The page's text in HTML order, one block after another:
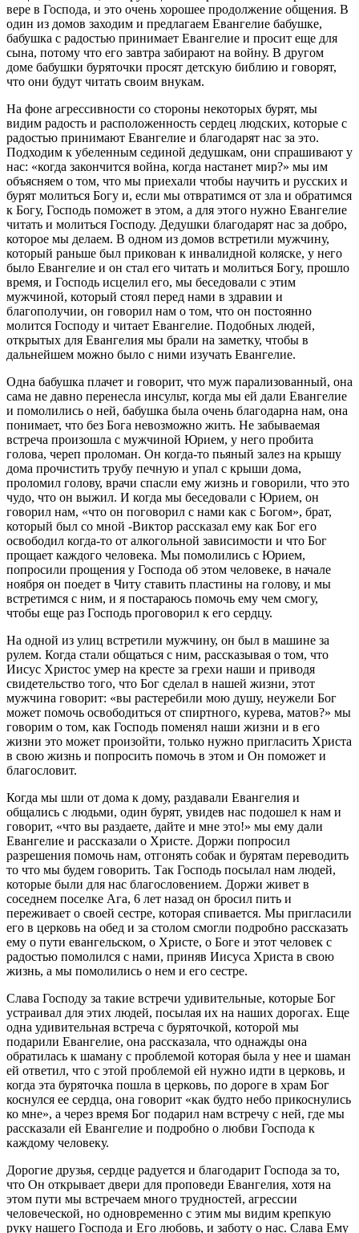
вере в Господа, и это очень хорошее продолжение общения. В
один из домов заходим и предлагаем Евангелие бабушке,
бабушка с радостью принимает Евангелие и просит еще для
сына, потому что его завтра забирают на войну. В другом
доме бабушки буряточки просят детскую библию и говорят,
что они будут читать своим внукам.
На фоне агрессивности со стороны некоторых бурят, мы
видим радость и расположенность сердец людских, которые с
радостью принимают Евангелие и благодарят нас за это.
Подходим к убеленным сединой дедушкам, они спрашивают у
нас: «когда закончится война, когда настанет мир?» мы им
объясняем о том, что мы приехали чтобы научить и русских и
бурят молиться Богу и, если мы отвратимся от зла и обратимся
к Богу, Господь поможет в этом, а для этого нужно Евангелие
читать и молиться Господу. Дедушки благодарят нас за добро,
которое мы делаем. В одном из домов встретили мужчину,
который раньше был прикован к инвалидной коляске, у него
было Евангелие и он стал его читать и молиться Богу, прошло
время, и Господь исцелил его, мы беседовали с этим
мужчиной, который стоял перед нами в здравии и
благополучии, он говорил нам о том, что он постоянно
молится Господу и читает Евангелие. Подобных людей,
открытых для Евангелия мы брали на заметку, чтобы в
дальнейшем можно было с ними изучать Евангелие.
Одна бабушка плачет и говорит, что муж парализованный, она
сама не давно перенесла инсульт, когда мы ей дали Евангелие
и помолились о ней, бабушка была очень благодарна нам, она
понимает, что без Бога невозможно жить. Не забываемая
встреча произошла с мужчиной Юрием, у него пробита
голова, череп проломан. Он когда-то пьяный залез на крышу
дома прочистить трубу печную и упал с крыши дома,
проломил голову, врачи спасли ему жизнь и говорили, что это
чудо, что он выжил. И когда мы беседовали с Юрием, он
говорил нам, «что он поговорил с нами как с Богом», брат,
который был со мной -Виктор рассказал ему как Бог его
освободил когда-то от алкогольной зависимости и что Бог
прощает каждого человека. Мы помолились с Юрием,
попросили прощения у Господа об этом человеке, в начале
ноября он поедет в Читу ставить пластины на голову, и мы
встретимся с ним, и я постараюсь помочь ему чем смогу,
чтобы еще раз Господь проговорил к его сердцу.
На одной из улиц встретили мужчину, он был в машине за
рулем. Когда стали общаться с ним, рассказывая о том, что
Иисус Христос умер на кресте за грехи наши и приводя
свидетельство того, что Бог сделал в нашей жизни, этот
мужчина говорит: «вы растеребили мою душу, неужели Бог
может помочь освободиться от спиртного, курева, матов?» мы
говорим о том, как Господь поменял наши жизни и в его
жизни это может произойти, только нужно пригласить Христа
в свою жизнь и попросить помочь в этом и Он поможет и
благословит.
Когда мы шли от дома к дому, раздавали Евангелия и
общались с людьми, один бурят, увидев нас подошел к нам и
говорит, «что вы раздаете, дайте и мне это!» мы ему дали
Евангелие и рассказали о Христе. Доржи попросил
разрешения помочь нам, отгонять собак и бурятам переводить
то что мы будем говорить. Так Господь посылал нам людей,
которые были для нас благословением. Доржи живет в
соседнем поселке Ага, 6 лет назад он бросил пить и
переживает о своей сестре, которая спивается. Мы пригласили
его в церковь на обед и за столом смогли подробно рассказать
ему о пути евангельском, о Христе, о Боге и этот человек с
радостью помолился с нами, приняв Иисуса Христа в свою
жизнь, а мы помолились о нем и его сестре.
Слава Господу за такие встречи удивительные, которые Бог
устраивал для этих людей, посылая их на наших дорогах. Еще
одна удивительная встреча с буряточкой, которой мы
подарили Евангелие, она рассказала, что однажды она
обратилась к шаману с проблемой которая была у нее и шаман
ей ответил, что с этой проблемой ей нужно идти в церковь, и
когда эта буряточка пошла в церковь, по дороге в храм Бог
коснулся ее сердца, она говорит «как будто небо прикоснулись
ко мне», а через время Бог подарил нам встречу с ней, где мы
рассказали ей Евангелие и подробно о любви Господа к
каждому человеку.
Дорогие друзья, сердце радуется и благодарит Господа за то,
что Он открывает двери для проповеди Евангелия, хотя на
этом пути мы встречаем много трудностей, агрессии
человеческой, но одновременно с этим мы видим крепкую
руку нашего Господа и Его любовь, и заботу о нас. Слава Ему